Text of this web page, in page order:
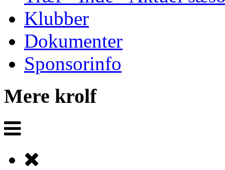
Klubber
Dokumenter
Sponsorinfo
Mere krolf